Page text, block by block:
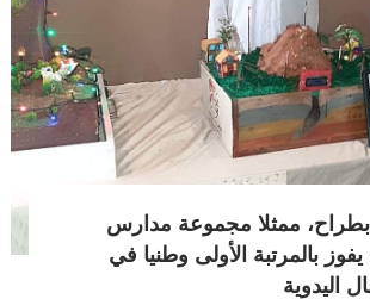
بطراح، ممثلا مجموعة مدارس
بالمرتبة الأولى وطنيا في
اليدوية